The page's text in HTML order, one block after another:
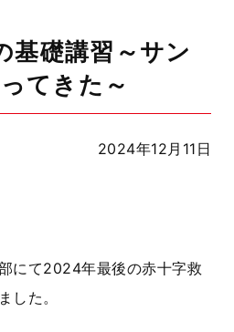
礎講習～サン
てきた～
2024年12月11日
にて2024年最後の赤十字救
した。